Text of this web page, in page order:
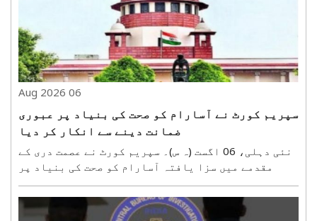
06 Aug 2026
سپریم کورٹ نے آسارام کو صحت کی بنیاد پر عبوری
ضمانت دینے سے انکار کر دیا
نئی دہلی، 06 اگست (ہ س)۔ سپریم کورٹ نے عصمت دری کے
مقدمے میں سزا یافتہ آسارام کو صحت کی بنیاد پر
ایم ایم سندریش کی سربراہی والی بنچ نے آسارام کو
اپنی پسند کے ایک نگہداشت کرنے والے (کیئر ٹیکر) کی